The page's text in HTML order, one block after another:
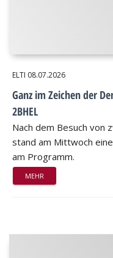
ELTI 08.07.2026
Ganz im Zeichen der
2BHEL
Nach dem Besuch von
stand am Mittwoch
am Programm.
MEHR